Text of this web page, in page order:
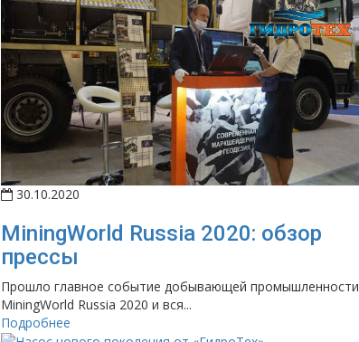
30.10.2020
MiningWorld Russia 2020: обзор
прессы
Прошло главное событие добывающей промышленности
MiningWorld Russia 2020 и вся...
Подробнее